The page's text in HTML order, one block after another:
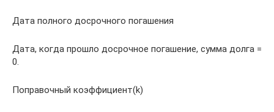
Дата полного досрочного погашения
Дата, когда прошло досрочное погашение, сумма долга =
0.
Поправочный коэффициент(k)